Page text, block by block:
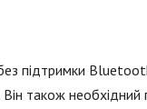
підтримки
також